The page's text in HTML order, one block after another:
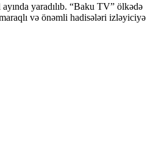
yaradılıb. “Baku TV” ölkədə
və önəmli hadisələri izləyiciyə